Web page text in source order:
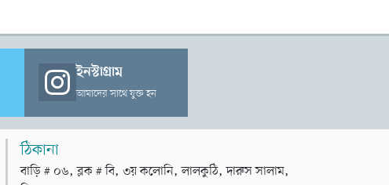
ইনস্টাগ্রাম
আমাদের সাথে যুক্ত হন
ঠিকানা
বাড়ি # ০৬, ব্লক # বি, ৩য় কলোনি, লালকুঠি, দারুস সালাম,